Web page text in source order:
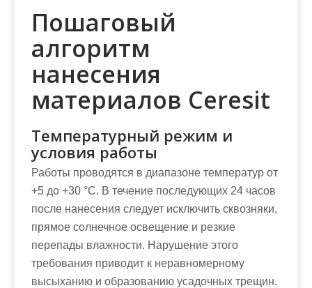
Пошаговый
алгоритм
нанесения
материалов Ceresit
Температурный режим и
условия работы
Работы проводятся в диапазоне температур от
+5 до +30 °C. В течение последующих 24 часов
после нанесения следует исключить сквозняки,
прямое солнечное освещение и резкие
перепады влажности. Нарушение этого
требования приводит к неравномерному
высыханию и образованию усадочных трещин.